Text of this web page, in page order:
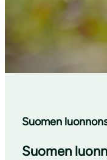
Suomen
Suomen